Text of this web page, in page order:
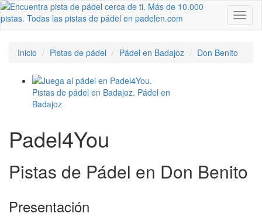
Inicio Pistas de pádel Pádel en Badajoz Don Benito
Padel4You
Pistas de Pádel en Don Benito
Presentación